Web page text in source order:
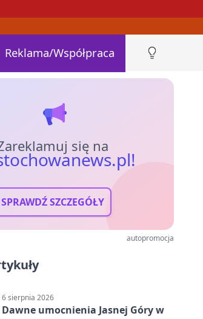
Reklama/Współpraca
się na
SPRAWDŹ SZCZEGÓŁY
autopromocja
6 sierpnia 2026
Dawne umocnienia Jasnej Góry w